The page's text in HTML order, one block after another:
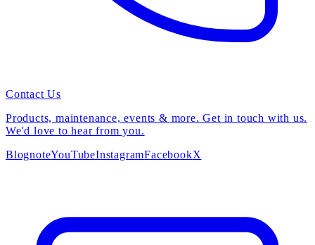
Contact Us
Products, maintenance, events & more. Get in touch with us.
We'd love to hear from you.
BlognoteYouTubeInstagramFacebookX